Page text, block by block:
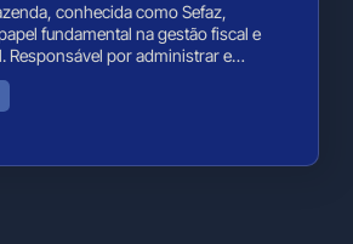
conhecida como Sefaz,
fundamental na gestão fiscal e
Responsável por administrar e…